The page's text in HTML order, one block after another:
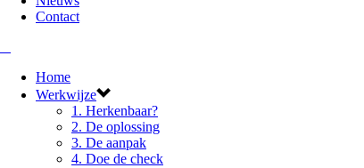
Contact
Home
Werkwijze
1. Herkenbaar?
2. De oplossing
3. De aanpak
4. Doe de check